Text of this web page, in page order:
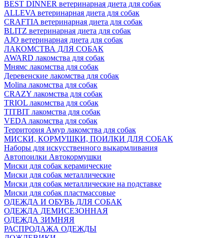
BEST DINNER ветеринарная диета для собак
ALLEVA ветеринарная диета для собак
CRAFTIA ветеринарная диета для собак
BLITZ ветеринарная диета для собак
AJO ветеринарная диета для собак
ЛАКОМСТВА ДЛЯ СОБАК
AWARD лакомства для собак
Мнямс лакомства для собак
Деревенские лакомства для собак
Molina лакомства для собак
CRAZY лакомства для собак
TRIOL лакомства для собак
TITBIT лакомства для собак
VEDA лакомства для собак
Территория Амур лакомства для собак
МИСКИ, КОРМУШКИ, ПОИЛКИ ДЛЯ СОБАК
Наборы для искусственного выкармливания
Автопоилки Автокормушки
Миски для собак керамические
Миски для собак металлические
Миски для собак металлические на подставке
Миски для собак пластмассовые
ОДЕЖДА И ОБУВЬ ДЛЯ СОБАК
ОДЕЖДА ДЕМИСЕЗОННАЯ
ОДЕЖДА ЗИМНЯЯ
РАСПРОДАЖА ОДЕЖДЫ